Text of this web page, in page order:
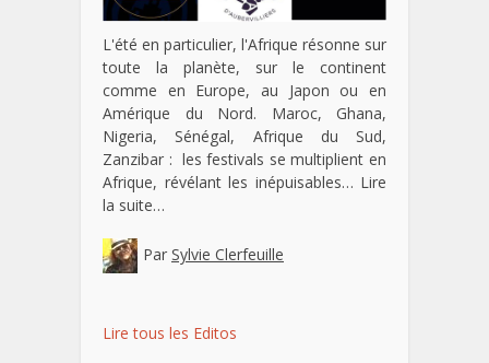
L'été en particulier, l'Afrique résonne sur
toute la planète, sur le continent
comme en Europe, au Japon ou en
Amérique du Nord. Maroc, Ghana,
Nigeria, Sénégal, Afrique du Sud,
Zanzibar : les festivals se multiplient en
Afrique, révélant les inépuisables… Lire
la suite…
Par Sylvie Clerfeuille
Lire tous les Editos